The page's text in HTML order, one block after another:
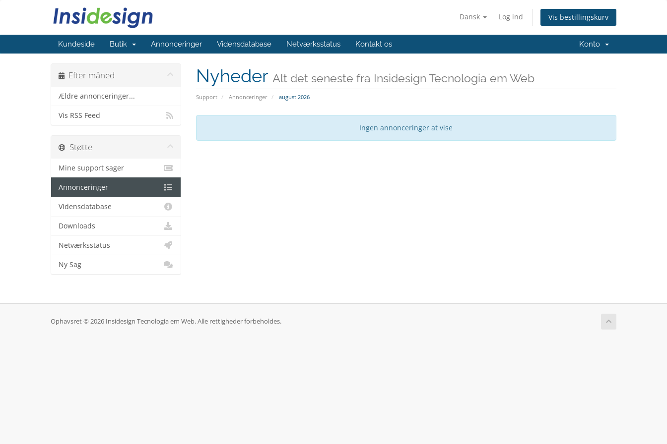
Dansk Log ind Vis bestillingskurv
Kundeside Butik Annonceringer Vidensdatabase Netværksstatus Kontakt os Konto
Nyheder Alt det seneste fra Insidesign Tecnologia em Web
Support Annonceringer august 2026
Efter måned
Ældre annonceringer...
Vis RSS Feed
Ingen annonceringer at vise
Støtte
Mine support sager
Annonceringer
Vidensdatabase
Downloads
Netværksstatus
Ny Sag
Ophavsret © 2026 Insidesign Tecnologia em Web. Alle rettigheder forbeholdes.